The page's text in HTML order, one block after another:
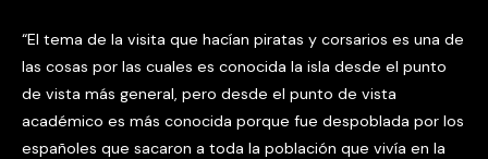
“El tema de la visita que hacían piratas y corsarios es una de
las cosas por las cuales es conocida la isla desde el punto
de vista más general, pero desde el punto de vista
académico es más conocida porque fue despoblada por los
españoles que sacaron a toda la población que vivía en la